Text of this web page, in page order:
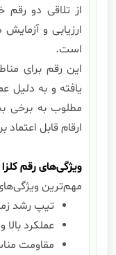
از تلاقی دو
ارزیابی و
است.
این رقم برای
یافته و به دلیل
مطلوب به برخی
ارقام قابل
ویژگی‌های رقم کلزا
مهم‌ترین
تیپ رشد
عملکرد بالا
مقاومت